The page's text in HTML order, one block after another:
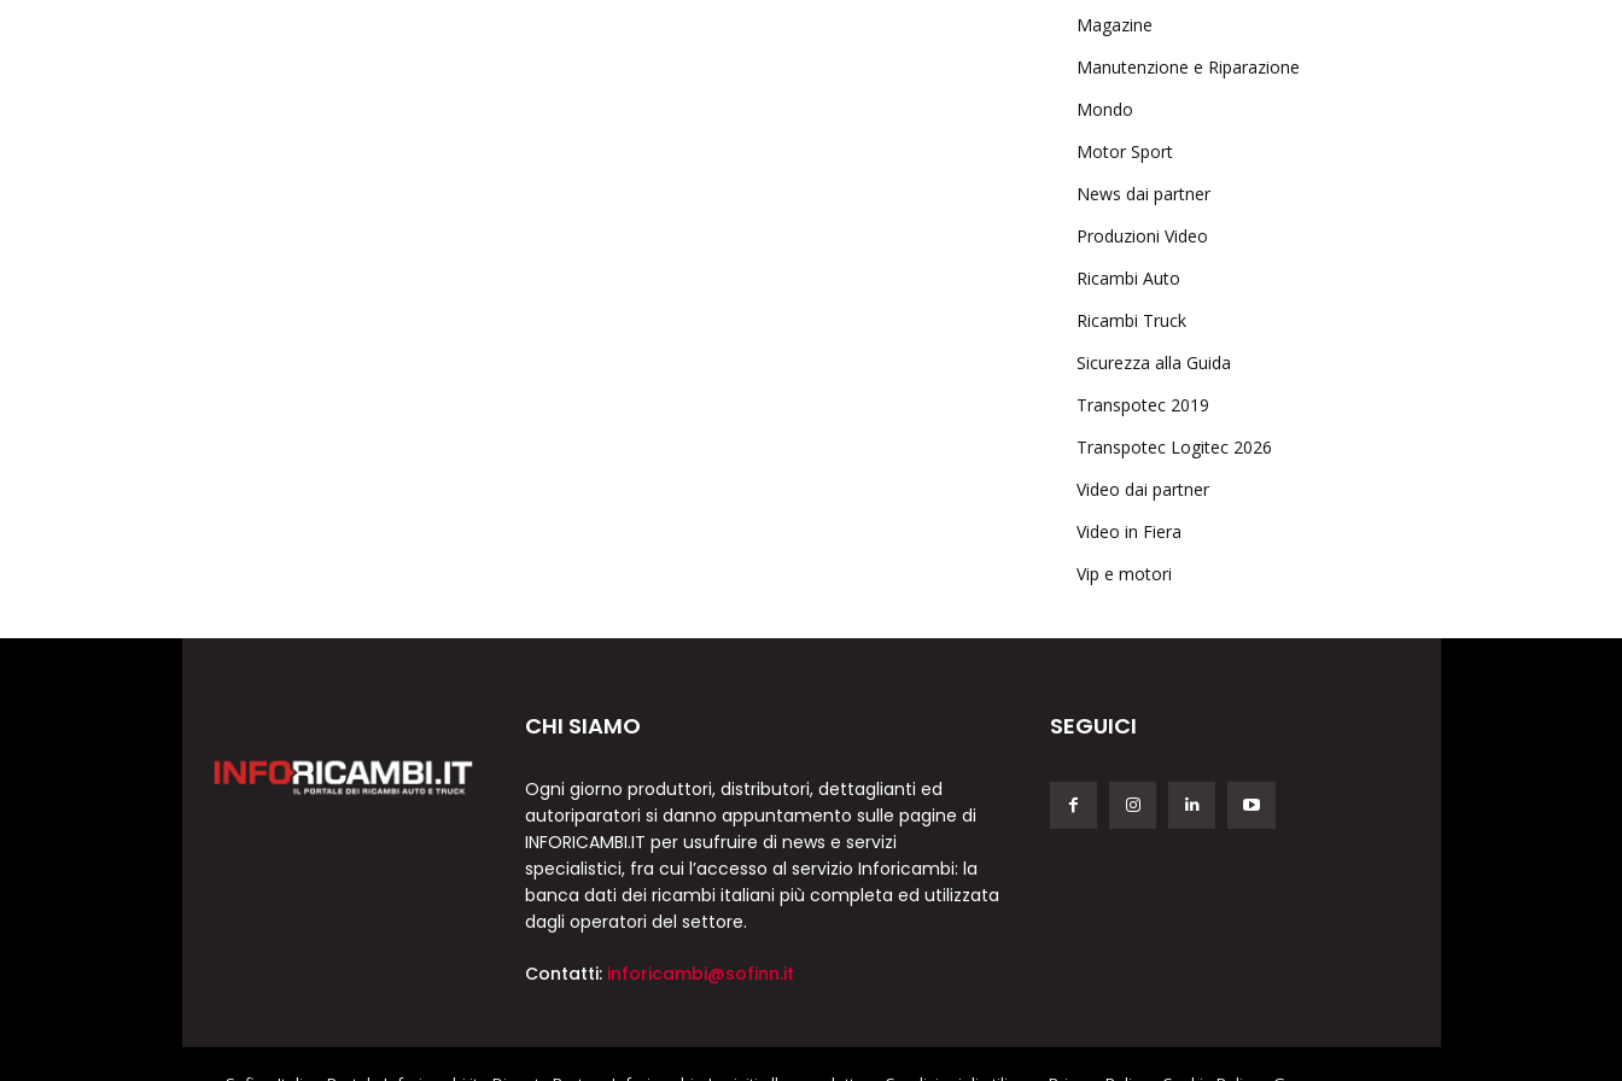
Magazine
Manutenzione e Riparazione
Mondo
Motor Sport
News dai partner
Produzioni Video
Ricambi Auto
Ricambi Truck
Sicurezza alla Guida
Transpotec 2019
Transpotec Logitec 2026
Video dai partner
Video in Fiera
Vip e motori
CHI SIAMO
Ogni giorno produttori, distributori, dettaglianti ed
autoriparatori si danno appuntamento sulle pagine di
INFORICAMBI.IT per usufruire di news e servizi
specialistici, fra cui l’accesso al servizio Inforicambi: la
banca dati dei ricambi italiani più completa ed utilizzata
dagli operatori del settore.
Contatti: inforicambi@sofinn.it
SEGUICI